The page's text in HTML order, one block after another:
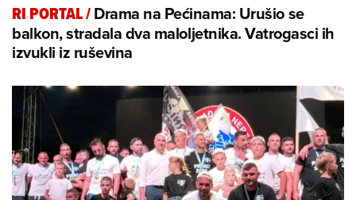
RI PORTAL/Drama na Pećinama: Urušio se
balkon, stradala dva maloljetnika. Vatrogasci ih
izvukli iz ruševina